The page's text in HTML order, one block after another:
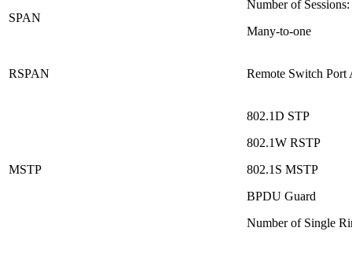
SPAN
Number of Sessions:
Many-to-one
RSPAN Remote Switch Port
MSTP
802.1D STP
802.1W RSTP
802.1S MSTP
BPDU Guard
Number of Single